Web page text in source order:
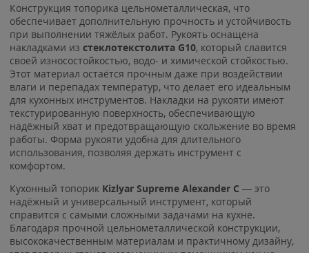
Конструкция топорика цельнометаллическая, что
обеспечивает дополнительную прочность и устойчивость
при выполнении тяжёлых работ. Рукоять оснащена
накладками из стеклотекстолита G10, который славится
своей износостойкостью, водо- и химической стойкостью.
Этот материал остаётся прочным даже при воздействии
влаги и перепадах температур, что делает его идеальным
для кухонных инструментов. Накладки на рукояти имеют
текстурированную поверхность, обеспечивающую
надёжный хват и предотвращающую скольжение во время
работы. Форма рукояти удобна для длительного
использования, позволяя держать инструмент с
комфортом.
Кухонный топорик Kizlyar Supreme Alexander C — это
надёжный и универсальный инструмент, который
справится с самыми сложными задачами на кухне.
Благодаря прочной цельнометаллической конструкции,
высококачественным материалам и практичному дизайну,